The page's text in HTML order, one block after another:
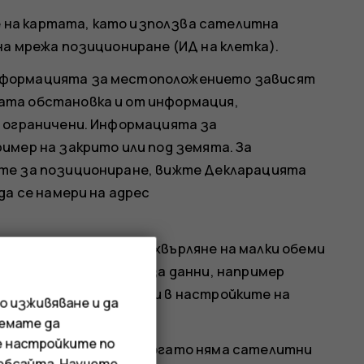
картата, като използва сателитна
мрежа позициониране (ИД на клетка).
за местоположението зависят
обстановка и от информация,
Информацията за
на закрито или под земята. За
за позициониране, вижте Декларацията
се намери на адрес
да изискват прехвърляне на малки обеми
разходите за данни, например
връзка за данни в настройките на
позициониране, когато няма сателитни
изживяване и да
да
настройките по